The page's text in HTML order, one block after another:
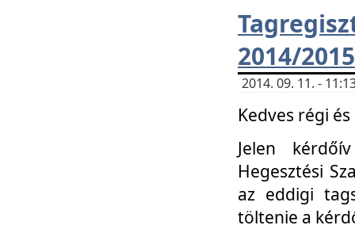
2014/
2014. 09. 11. -
Kedves régi
Jelen
Hegesztési
az eddigi
töltenie a